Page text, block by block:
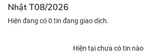
Nhật T08/2026
Hiện đang có 0 tin đang giao dịch.
Hiện tại chưa có tin nào